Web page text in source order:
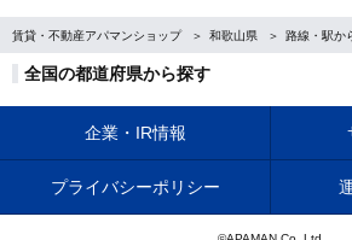
賃貸・不動産アパマンショップ 和歌山県 路線・駅か
全国の都道府県から探す
企業・IR情報
プライバシーポリシー